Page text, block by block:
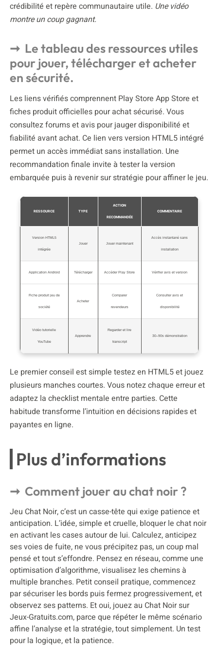
crédibilité et repère communautaire utile. Une vidéo
montre un coup gagnant.
Le tableau des ressources utiles
pour jouer, télécharger et acheter
en sécurité.
Les liens vérifiés comprennent Play Store App Store et
fiches produit officielles pour achat sécurisé. Vous
consultez forums et avis pour jauger disponibilité et
fiabilité avant achat. Ce lien vers version HTML5 intégré
permet un accès immédiat sans installation. Une
recommandation finale invite à tester la version
embarquée puis à revenir sur stratégie pour affiner le jeu.
RESSOURCE TYPE
ACTION
RECOMMANDÉE
COMMENTAIRE
Version HTML5
intégrée
Jouer Jouer maintenant
Accès instantané sans
installation
Application Android Télécharger Accéder Play Store Vérifier avis et version
Fiche produit jeu de
société
Acheter
Comparer
revendeurs
Consulter avis et
disponibilité
Vidéo tutorielle
YouTube
Apprendre
Regarder et lire
transcript
30–90s démonstration
Le premier conseil est simple testez en HTML5 et jouez
plusieurs manches courtes. Vous notez chaque erreur et
adaptez la checklist mentale entre parties. Cette
habitude transforme l’intuition en décisions rapides et
payantes en ligne.
Plus d’informations
Comment jouer au chat noir ?
Jeu Chat Noir, c’est un casse-tête qui exige patience et
anticipation. L’idée, simple et cruelle, bloquer le chat noir
en activant les cases autour de lui. Calculez, anticipez
ses voies de fuite, ne vous précipitez pas, un coup mal
pensé et tout s’effondre. Pensez en réseau, comme une
optimisation d’algorithme, visualisez les chemins à
multiple branches. Petit conseil pratique, commencez
par sécuriser les bords puis fermez progressivement, et
observez ses patterns. Et oui, jouez au Chat Noir sur
Jeux-Gratuits.com, parce que répéter le même scénario
affine l’analyse et la stratégie, tout simplement. Un test
pour la logique, et la patience.